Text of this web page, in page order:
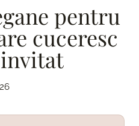
pentru
cuceresc